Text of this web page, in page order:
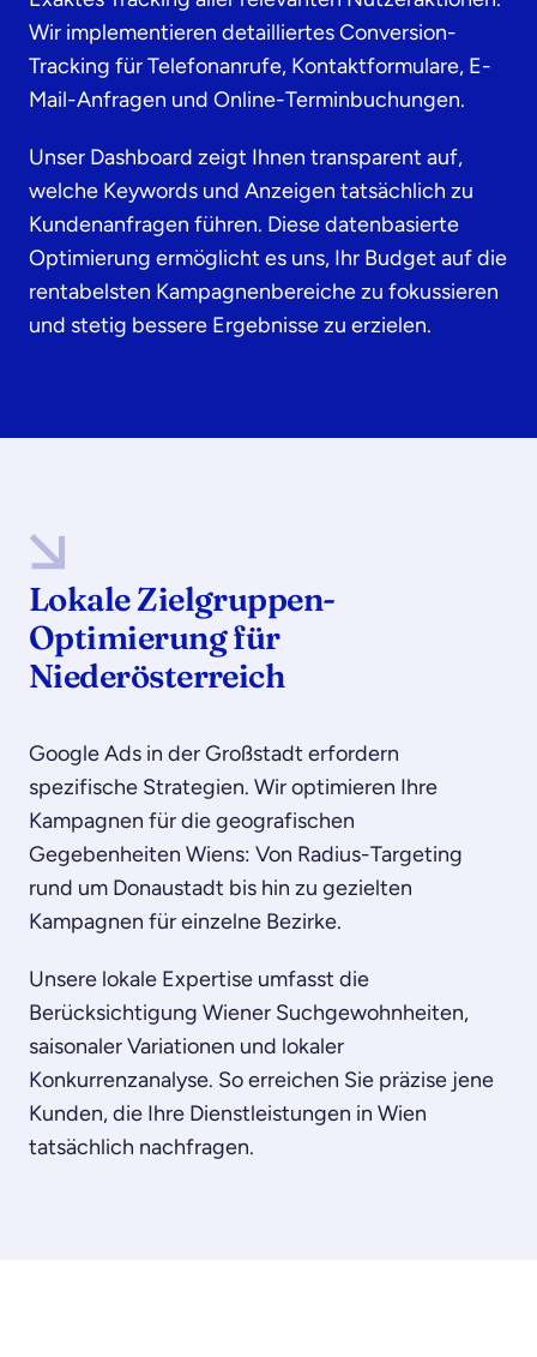
Wir implementieren detailliertes Conversion-
Tracking für Telefonanrufe, Kontaktformulare, E-
Mail-Anfragen und Online-Terminbuchungen.
Unser Dashboard zeigt Ihnen transparent auf,
welche Keywords und Anzeigen tatsächlich zu
Kundenanfragen führen. Diese datenbasierte
Optimierung ermöglicht es uns, Ihr Budget auf die
rentabelsten Kampagnenbereiche zu fokussieren
und stetig bessere Ergebnisse zu erzielen.
Lokale Zielgruppen-
Optimierung für
Niederösterreich
Google Ads in der Großstadt erfordern
spezifische Strategien. Wir optimieren Ihre
Kampagnen für die geografischen
Gegebenheiten Wiens: Von Radius-Targeting
rund um Donaustadt bis hin zu gezielten
Kampagnen für einzelne Bezirke.
Unsere lokale Expertise umfasst die
Berücksichtigung Wiener Suchgewohnheiten,
saisonaler Variationen und lokaler
Konkurrenzanalyse. So erreichen Sie präzise jene
Kunden, die Ihre Dienstleistungen in Wien
tatsächlich nachfragen.